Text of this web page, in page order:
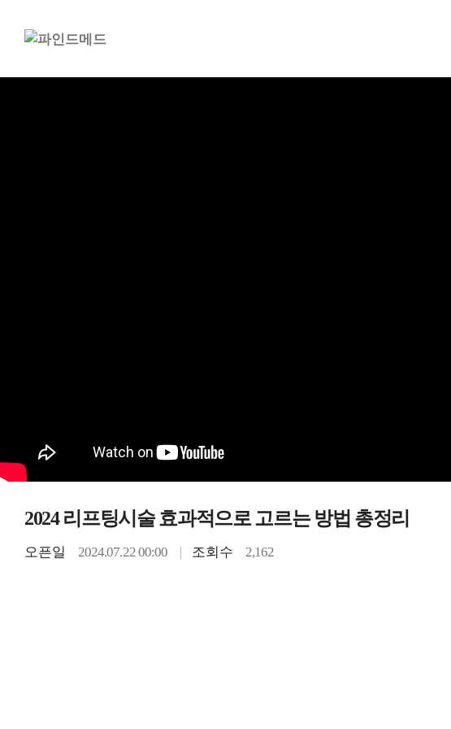
2024 리프팅시술 효과적으로 고르는 방법 총정리
오픈일 2024.07.22 00:00 조회수 2,162